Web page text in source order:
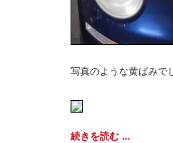
写真のような黄ばみで
続きを読む ...